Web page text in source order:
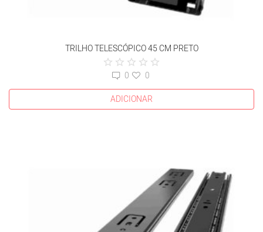
TRILHO TELESCÓPICO 45 CM PRETO
0
0
ADICIONAR